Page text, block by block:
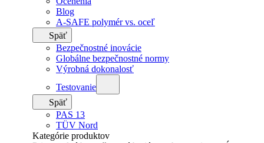
Blog
A-SAFE polymér vs. oceľ
Späť
Bezpečnostné inovácie
Globálne bezpečnostné normy
Výrobná dokonalosť
Testovanie
Späť
PAS 13
TÜV Nord
Kategórie produktov